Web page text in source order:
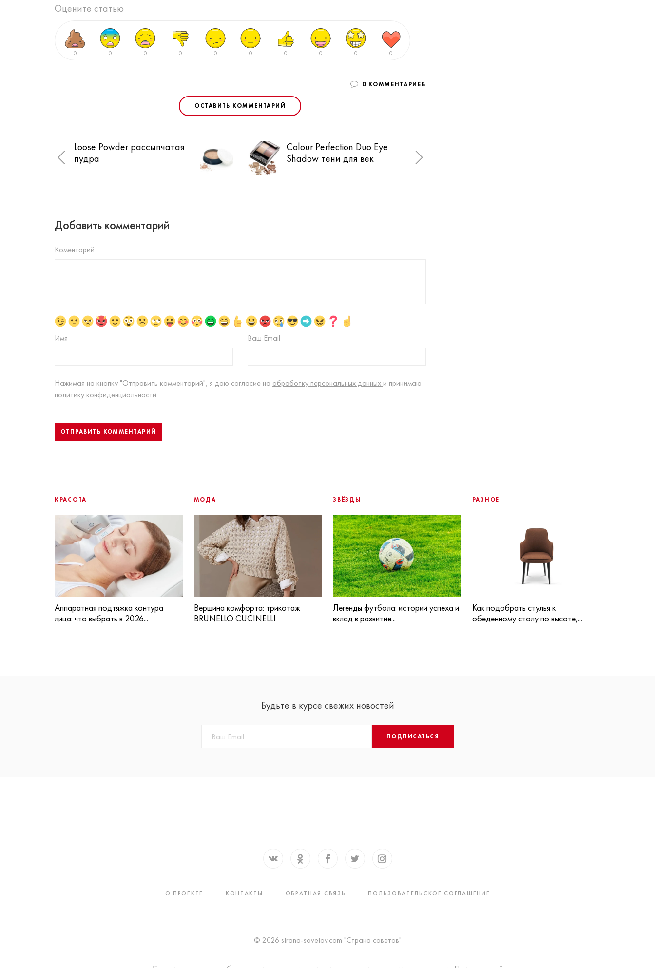
Оцените статью
0 0 0 0 0 0 0 0 0 0
0 КОММЕНТАРИЕВ
ОСТАВИТЬ КОММЕНТАРИЙ
Loose Powder рассыпчатая
пудра
Colour Perfection Duo Eye
Shadow тени для век
Добавить комментарий
Коментарий
Имя Ваш Email
Нажимая на кнопку "Отправить комментарий", я даю согласие на обработку персональных данных и принимаю
политику конфиденциальности.
КРАСОТА
Аппаратная подтяжка контура
лица: что выбрать в 2026...
МОДА
Вершина комфорта: трикотаж
BRUNELLO CUCINELLI
ЗВЁЗДЫ
Легенды футбола: истории успеха и
вклад в развитие...
РАЗНОЕ
Как подобрать стулья к
обеденному столу по высоте,...
Будьте в курсе свежих новостей
ПОДПИСАТЬСЯ
О ПРОЕКТЕ КОНТАКТЫ ОБРАТНАЯ СВЯЗЬ ПОЛЬЗОВАТЕЛЬСКОЕ СОГЛАШЕНИЕ
© 2026 strana-sovetov.com "Страна советов"